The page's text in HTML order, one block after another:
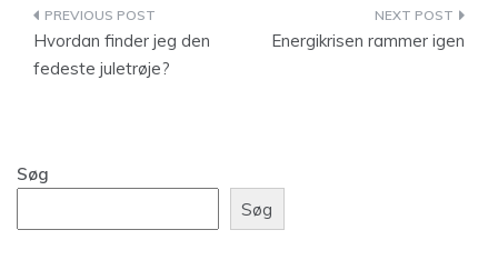
Indlægsnavigation
Hvordan finder jeg den
fedeste juletrøje?
Energikrisen rammer igen
Søg
Søg